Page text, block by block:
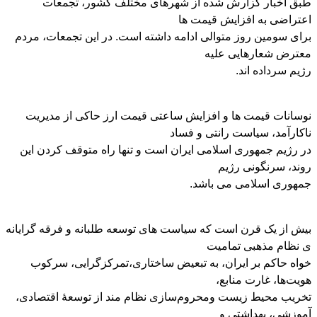
طبق اخبار گزارش شده از شهرهای مختلف کشور، تجمعات
اعتراضی به افزایش قیمت ها
برای سومین روز متوالی ادامه داشته است. در این تجمعات، مردم
معترض شعارهایی علیه
رژیم سرداده اند.
نوسانات قیمت ها و افزایش ساعتی قیمت ارز حاکی از مدیریت
ناکارآمد، سیاست رانتی و فساد
در رژیم جمهوری اسلامی ایران است و تنها راه متوقف کردن این
روند، سرنگونی رژیم
جمهوری اسلامی می باشد.
بیش از یک قرن است که سیاست های توسعه طلبانه و فرقه گرایانه
ی نظام مذھبی تمامیت
خواه حاکم بر ایران، به تبعیض ساختاری،تمرکزگرایی، سرکوب
هویت‌ها، غارت منابع،
تخریب محیط زیست ومحروم‌سازی نظام مند از توسعهٔ اقتصادی،
آموزشی، بهداشتی و